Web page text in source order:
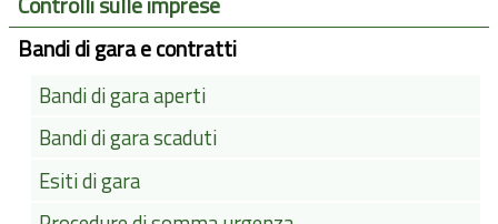
Bandi di gara e contratti
Bandi di gara aperti
Bandi di gara scaduti
Esiti di gara